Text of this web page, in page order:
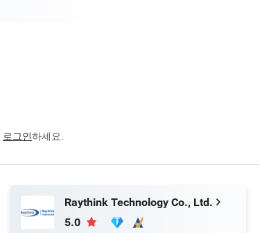
로그인하세요.
Raythink Technology Co., Ltd.
5.0